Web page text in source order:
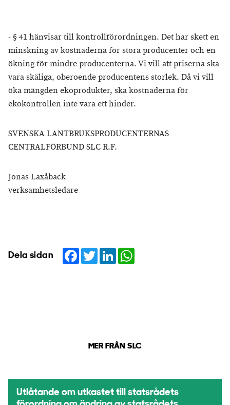
- § 41 hänvisar till kontrollförordningen. Det har skett en
minskning av kostnaderna för stora producenter och en
ökning för mindre producenterna. Vi vill att priserna ska
vara skäliga, oberoende producentens storlek. Då vi vill
öka mängden ekoprodukter, ska kostnaderna för
ekokontrollen inte vara ett hinder.
SVENSKA LANTBRUKSPRODUCENTERNAS
CENTRALFÖRBUND SLC R.F.
Jonas Laxåback
verksamhetsledare
Dela sidan Facebook
TwitterLinkedIn
MER FRÅN SLC
Utlåtande om utkastet till statsrådets